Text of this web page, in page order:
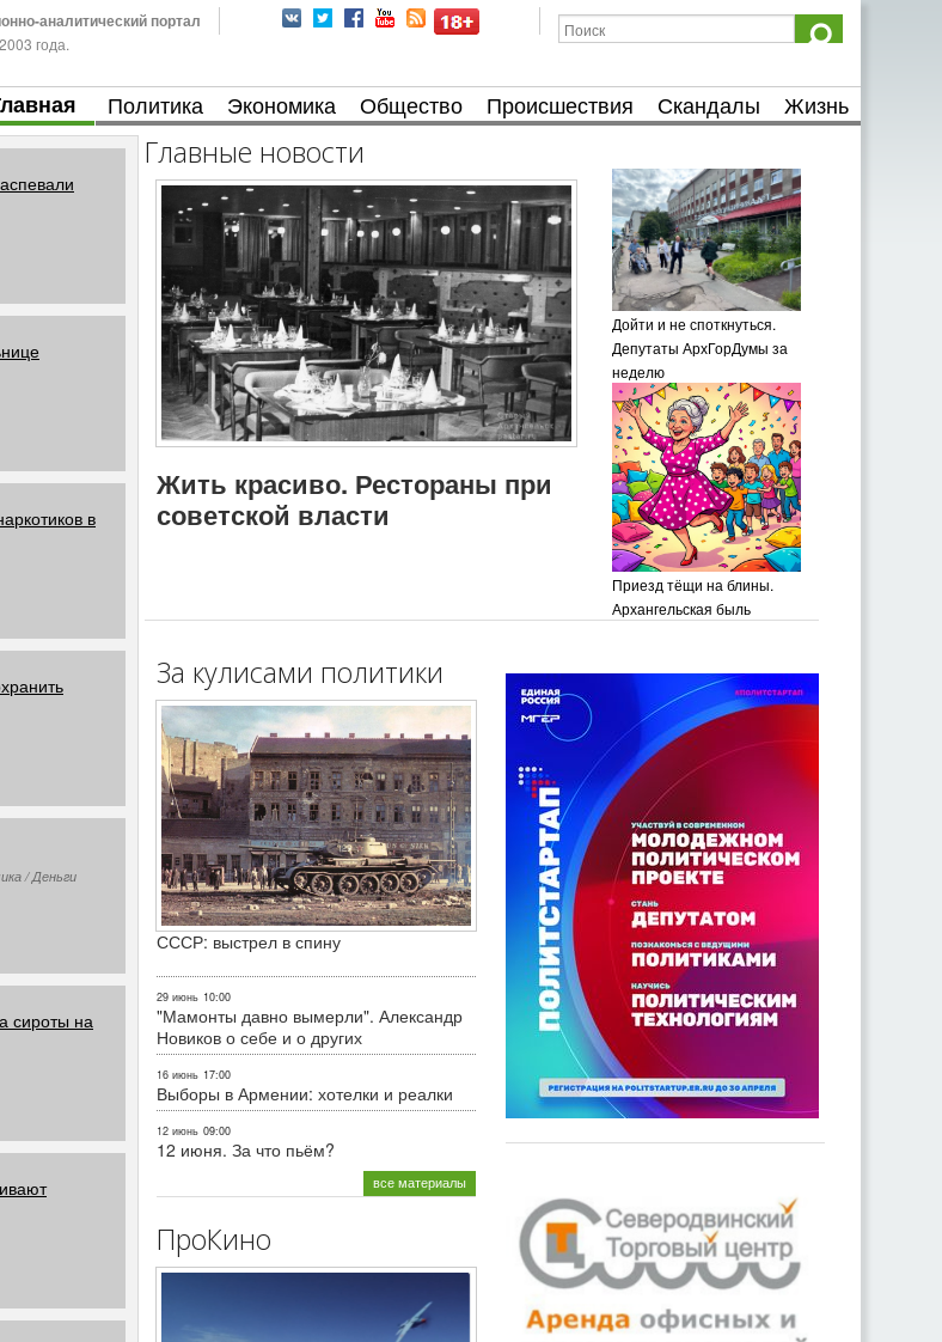
аналитический портал
года.
Политика Экономика Общество Происшествия Скандалы Жизнь
в
/ Деньги
сироты на
Главные новости
Жить красиво. Рестораны при
советской власти
Дойти и не споткнуться.
Депутаты АрхГорДумы за
неделю
Приезд тёщи на блины.
Архангельская быль
За кулисами политики
СССР: выстрел в спину
29 июнь 10:00
"Мамонты давно вымерли". Александр
Новиков о себе и о других
16 июнь 17:00
Выборы в Армении: хотелки и реалки
12 июнь 09:00
12 июня. За что пьём?
все материалы
ПроКино